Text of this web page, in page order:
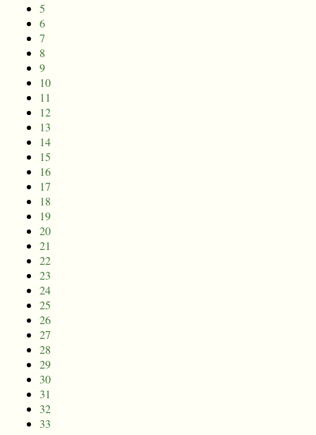
5
6
7
8
9
10
11
12
13
14
15
16
17
18
19
20
21
22
23
24
25
26
27
28
29
30
31
32
33